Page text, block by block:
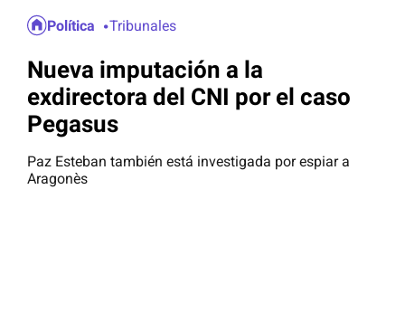
Política Tribunales
Nueva imputación a la
exdirectora del CNI por el caso
Pegasus
Paz Esteban también está investigada por espiar a
Aragonès